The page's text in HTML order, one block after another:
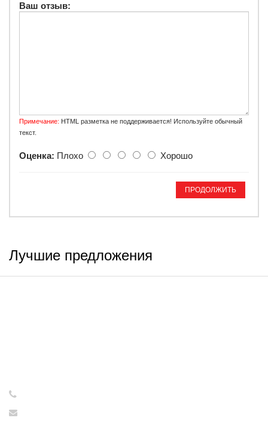
Ваш отзыв:
Примечание: HTML разметка не поддерживается! Используйте обычный
текст.
Оценка: Плохо Хорошо
ПРОДОЛЖИТЬ
Лучшие предложения